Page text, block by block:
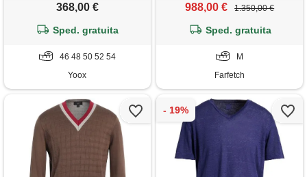
368,00 €
Sped. gratuita
46 48 50 52 54
Yoox
988,00 € 1.350,00 €
Sped. gratuita
M
Farfetch